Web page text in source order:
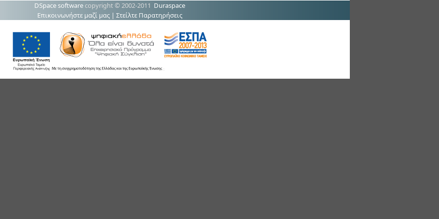
DSpace software copyright © 2002-2011 Duraspace
Επικοινωνήστε μαζί μας | Στείλτε Παρατηρήσεις